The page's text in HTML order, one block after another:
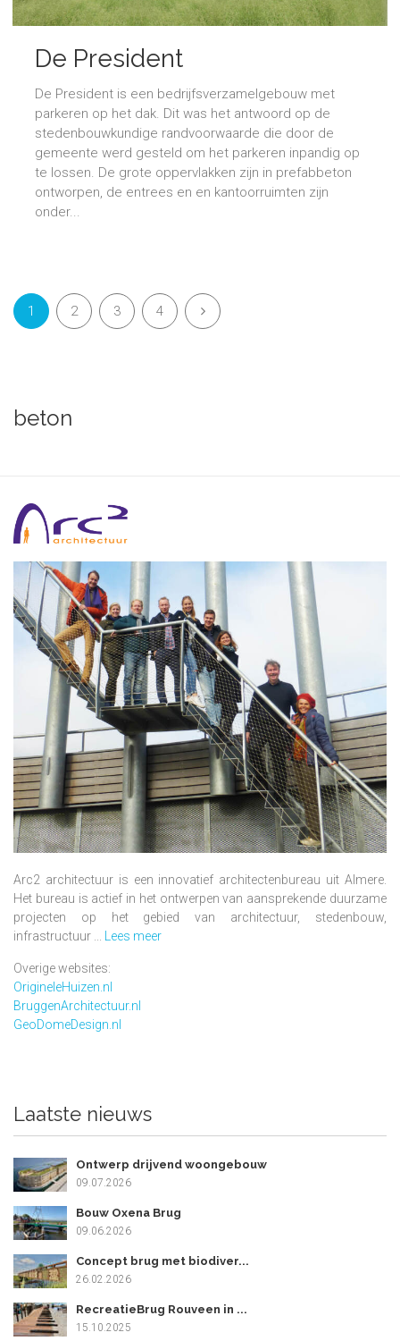
De President
De President is een bedrijfsverzamelgebouw met
parkeren op het dak. Dit was het antwoord op de
stedenbouwkundige randvoorwaarde die door de
gemeente werd gesteld om het parkeren inpandig op
te lossen. De grote oppervlakken zijn in prefabbeton
ontworpen, de entrees en en kantoorruimten zijn
onder...
1 2 3 4
beton
Arc2 architectuur is een innovatief architectenbureau uit Almere.
Het bureau is actief in het ontwerpen van aansprekende duurzame
projecten op het gebied van architectuur, stedenbouw,
infrastructuur ...
Lees meer
Overige websites:
OrigineleHuizen.nl
BruggenArchitectuur.nl
GeoDomeDesign.nl
Laatste nieuws
Ontwerp drijvend woongebouw
09.07.2026
Bouw Oxena Brug
09.06.2026
Concept brug met biodiver...
26.02.2026
RecreatieBrug Rouveen in ...
15.10.2025